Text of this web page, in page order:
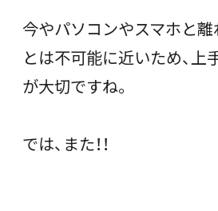
今やパソコンやスマホと
とは不可能に近いため、上
が大切ですね。
では、また！！